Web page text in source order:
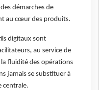
démarches de
au cœur des produits.
digitaux sont
au service de
fluidité des opérations
jamais se substituer à
centrale.